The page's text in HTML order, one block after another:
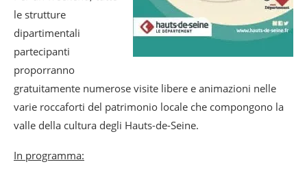
le strutture
dipartimentali
partecipanti
proporranno
gratuitamente numerose visite libere e animazioni nelle
varie roccaforti del patrimonio locale che compongono la
valle della cultura degli Hauts-de-Seine.
In programma: